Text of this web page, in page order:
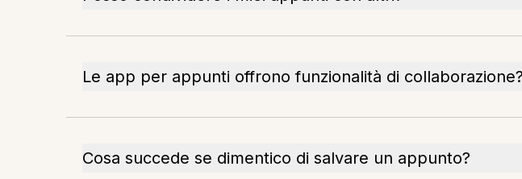
Le app per appunti offrono funzionalità di collaborazione?
Cosa succede se dimentico di salvare un appunto?